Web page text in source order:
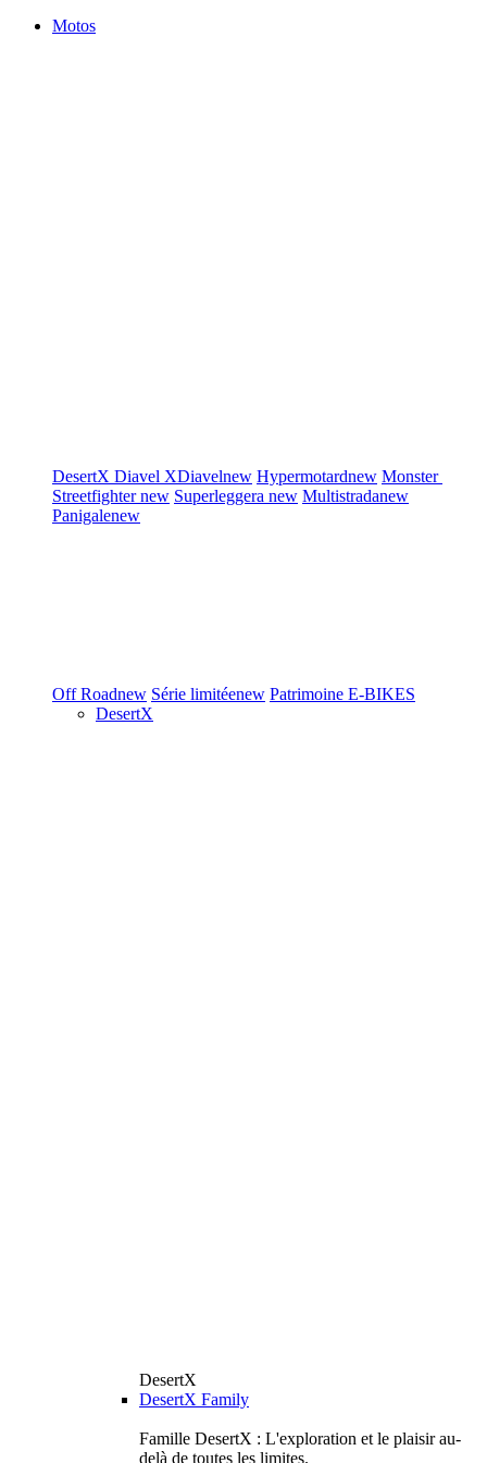
Motos
DesertX Diavel XDiavelnew Hypermotardnew Monster
Streetfighternew Superleggera new Multistradanew
Panigalenew
Off Roadnew Série limitéenew Patrimoine E-BIKES
DesertX
DesertX
DesertX Family
Famille DesertX : L'exploration et le plaisir au-
delà de toutes les limites.